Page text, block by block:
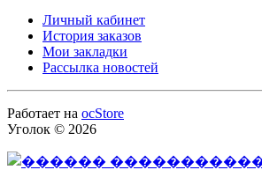
Личный кабинет
История заказов
Мои закладки
Рассылка новостей
Работает на ocStore
Уголок © 2026